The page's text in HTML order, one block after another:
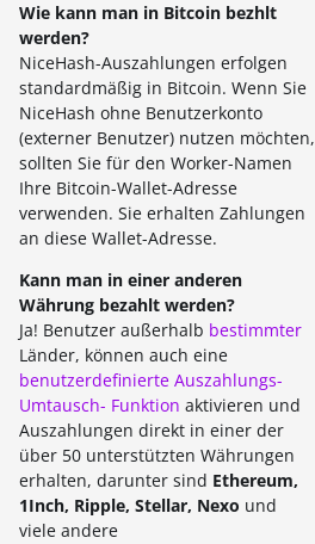
Wie kann man in Bitcoin bezhlt
werden?
NiceHash-Auszahlungen erfolgen
standardmäßig in Bitcoin. Wenn Sie
NiceHash ohne Benutzerkonto
(externer Benutzer) nutzen möchten,
sollten Sie für den Worker-Namen
Ihre Bitcoin-Wallet-Adresse
verwenden. Sie erhalten Zahlungen
an diese Wallet-Adresse.
Kann man in einer anderen
Währung bezahlt werden?
Ja! Benutzer außerhalb bestimmter
Länder, können auch eine
benutzerdefinierte Auszahlungs-
Umtausch- Funktion aktivieren und
Auszahlungen direkt in einer der
über 50 unterstützten Währungen
erhalten, darunter sind Ethereum,
1Inch, Ripple, Stellar, Nexo und
viele andere